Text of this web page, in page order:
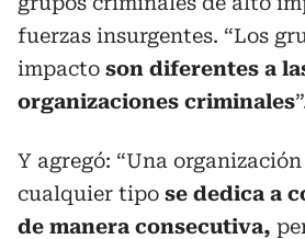
fuerzas insurgentes. “Los
impacto son diferentes a
organizaciones criminales
Y agregó: “Una
cualquier tipo se dedica a
de manera consecutiva,